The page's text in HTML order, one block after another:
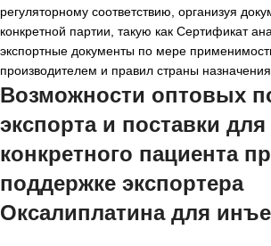
регуляторному соответствию, организуя
конкретной партии, такую как Сертификат
экспортные документы по мере
производителем и правил страны назначения.
Возможности оптовых
экспорта и поставки для
конкретного пациента
поддержке экспортера
Оксалиплатина для